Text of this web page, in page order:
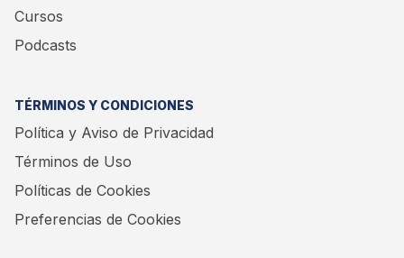
Cursos
Podcasts
TÉRMINOS Y CONDICIONES
Política y Aviso de Privacidad
Términos de Uso
Políticas de Cookies
Preferencias de Cookies